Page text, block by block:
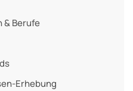
& Berufe
Erhebung